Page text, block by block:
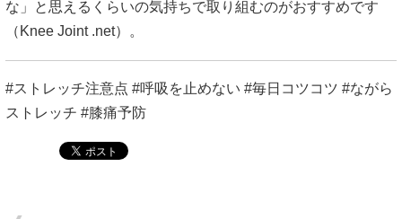
な」と思えるくらいの気持ちで取り組むのがおすすめです
（ Knee Joint .net）。
#ストレッチ注意点 #呼吸を止めない #毎日コツコツ #ながら
ストレッチ #膝痛予防